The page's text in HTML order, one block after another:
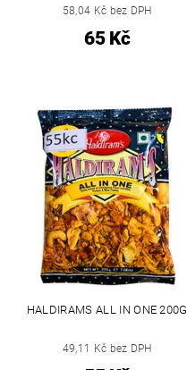
58,04 Kč bez DPH
65 Kč
HALDIRAMS ALL IN ONE 200G
49,11 Kč bez DPH